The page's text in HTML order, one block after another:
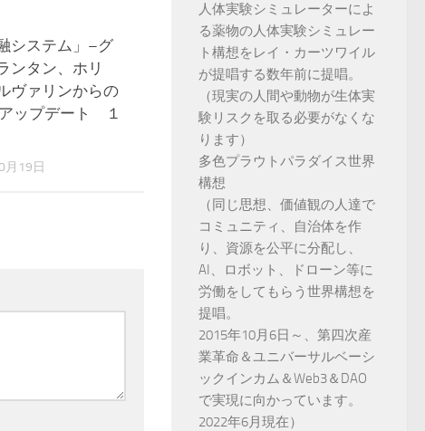
システム」–グ
ンタン、ホリ
ヴァリンからの
ップデート １
月19日
人体実験シミュレーターによ
る薬物の人体実験シミュレー
ト構想をレイ・カーツワイル
が提唱する数年前に提唱。
（現実の人間や動物が生体実
験リスクを取る必要がなくな
ります）
多色プラウトパラダイス世界
構想
（同じ思想、価値観の人達で
コミュニティ、自治体を作
り、資源を公平に分配し、
AI、ロボット、ドローン等に
労働をしてもらう世界構想を
提唱。
2015年10月6日～、第四次産
業革命＆ユニバーサルベーシ
ックインカム＆Web3＆DAO
で実現に向かっています。
2022年6月現在）